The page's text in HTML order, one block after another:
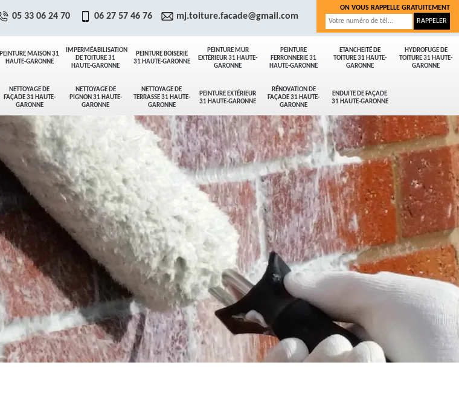
PEINTURE MAISON 31
HAUTE-GARONNE
IMPERMÉABILISATION
DE TOITURE 31
HAUTE-GARONNE
PEINTURE BOISERIE
31 HAUTE-GARONNE
PEINTURE MUR
EXTÉRIEUR 31 HAUTE-
GARONNE
PEINTURE
FERRONNERIE 31
HAUTE-GARONNE
ETANCHEITÉ DE
TOITURE 31 HAUTE-
GARONNE
HYDROFUGE DE
TOITURE 31 HAUTE-
GARONNE
NETTOYAGE DE
FAÇADE 31 HAUTE-
GARONNE
NETTOYAGE DE
PIGNON 31 HAUTE-
GARONNE
NETTOYAGE DE
TERRASSE 31 HAUTE-
GARONNE
PEINTURE EXTÉRIEUR
31 HAUTE-GARONNE
RÉNOVATION DE
FAÇADE 31 HAUTE-
GARONNE
ENDUITE DE FAÇADE
31 HAUTE-GARONNE
05 33 06 24 70 06 27 57 46 76 mj.toiture.facade@gmail.com
ON VOUS RAPPELLE GRATUITEMENT